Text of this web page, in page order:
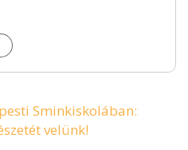
el a karriered most!
Tippek minden
Sminkiskolában:
velünk!